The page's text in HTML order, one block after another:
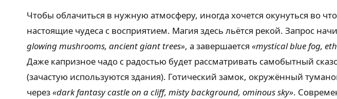
Чтобы облачиться в нужную атмосферу, иногда хочется окунуться во
настоящие чудеса с восприятием. Магия здесь льётся рекой. Запрос
glowing mushrooms, ancient giant trees», а завершается «mystical blue fog,
Даже капризное чадо с радостью будет рассматривать самобытный
(зачастую используются здания). Готический замок, окружённый
через«dark fantasy castle on a cliff, misty background, ominous sky».